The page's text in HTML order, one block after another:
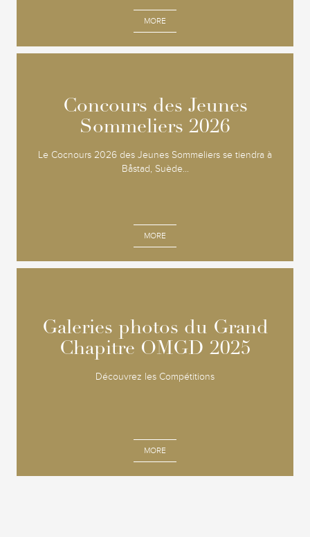
MORE
Concours des Jeunes
Sommeliers 2026
Le Cocnours 2026 des Jeunes Sommeliers se tiendra à
Båstad, Suède...
MORE
Concours des Jeunes
Sommeliers 2026
Galeries photos du Grand
Chapitre OMGD 2025
Découvrez les Compétitions
MORE
Galeries photos du Grand
Chapitre OMGD 2025